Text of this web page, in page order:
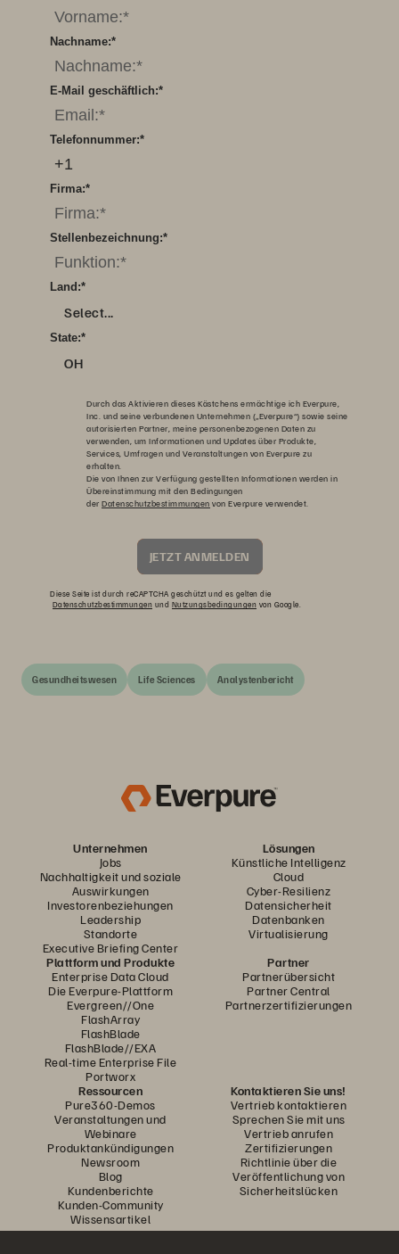
*
Nachname:
*
E-Mail geschäftlich:
*
Telefonnummer:
*
Firma:
*
Stellenbezeichnung:
*
Land:
Select...
*
State:
OH
Durch das Aktivieren dieses Kästchens ermächtige ich Everpure,
Inc. und seine verbundenen Unternehmen („Everpure“) sowie seine
autorisierten Partner, meine personenbezogenen Daten zu
verwenden, um Informationen und Updates über Produkte,
Services, Umfragen und Veranstaltungen von Everpure zu
erhalten.
Die von Ihnen zur Verfügung gestellten Informationen werden in
Übereinstimmung mit den Bedingungen
der Datenschutzbestimmungen von Everpure verwendet.
JETZT ANMELDEN
Diese Seite ist durch reCAPTCHA geschützt und es gelten die
Datenschutzbestimmungen und Nutzungsbedingungen von Google.
Gesundheitswesen Life Sciences Analystenbericht
Unternehmen
Jobs
Nachhaltigkeit und soziale
Auswirkungen
Investorenbeziehungen
Leadership
Standorte
Executive Briefing Center
Lösungen
Künstliche Intelligenz
Cloud
Cyber-Resilienz
Datensicherheit
Datenbanken
Virtualisierung
Plattform und Produkte
Enterprise Data Cloud
Die Everpure-Plattform
Evergreen//One
FlashArray
FlashBlade
FlashBlade//EXA
Real-time Enterprise File
Portworx
Partner
Partnerübersicht
Partner Central
Partnerzertifizierungen
Ressourcen
Pure360-Demos
Veranstaltungen und
Webinare
Produktankündigungen
Newsroom
Blog
Kundenberichte
Kunden-Community
Wissensartikel
Kontaktieren Sie uns!
Vertrieb kontaktieren
Sprechen Sie mit uns
Vertrieb anrufen
Zertifizierungen
Richtlinie über die
Veröffentlichung von
Sicherheitslücken